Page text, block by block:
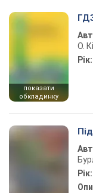
показати
обкладинку
О.
Рік:
Рік: